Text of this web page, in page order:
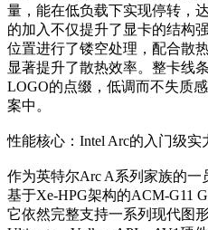
量，能在低负载下实现停转，
的加入不仅提升了显卡的结构
位置进行了镂空处理，配合散
显著提升了散热效率。整卡线
LOGO的点缀，低调而不失质
案中。
性能核心：Intel Arc的入门级实
作为英特尔Arc A系列家族的一
基于Xe-HPG架构的ACM-G11
它依然完整支持一系列现代图